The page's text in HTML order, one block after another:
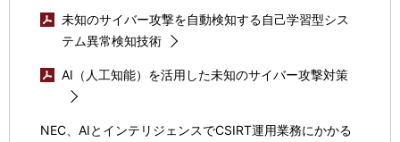
未知のサイバー攻撃を自動検知する自己学習型シス
テム異常検知技術
AI（人工知能）を活用した未知のサイバー攻撃対策
NEC、AIとインテリジェンスでCSIRT運用業務にかかる